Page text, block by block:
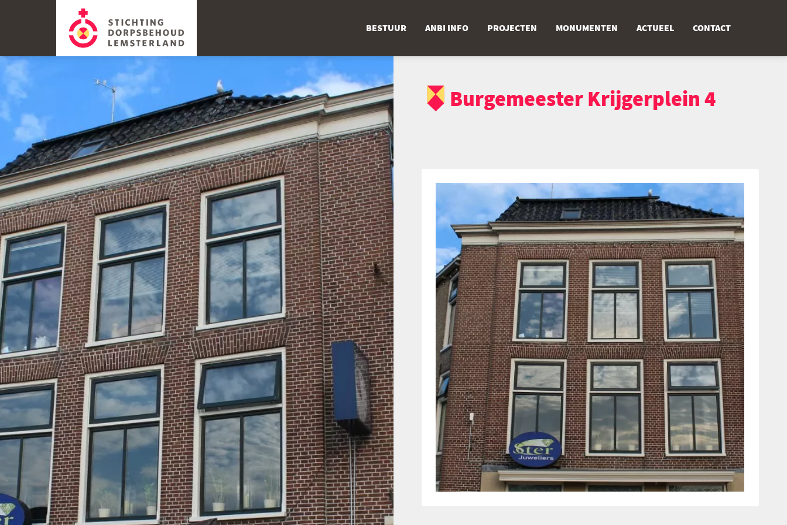
BESTUUR ANBI INFO PROJECTEN MONUMENTEN ACTUEEL CONTACT
Burgemeester Krijgerplein 4